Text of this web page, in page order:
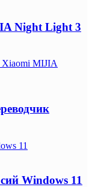
Night Light 3
Xiaomi MIJIA
11
Windows 11